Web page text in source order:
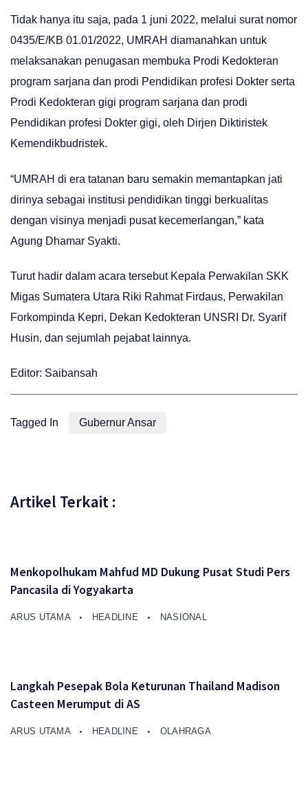
Tidak hanya itu saja, pada 1 juni 2022, melalui surat nomor
0435/E/KB 01.01/2022, UMRAH diamanahkan untuk
melaksanakan penugasan membuka Prodi Kedokteran
program sarjana dan prodi Pendidikan profesi Dokter serta
Prodi Kedokteran gigi program sarjana dan prodi
Pendidikan profesi Dokter gigi, oleh Dirjen Diktiristek
Kemendikbudristek.
“UMRAH di era tatanan baru semakin memantapkan jati
dirinya sebagai institusi pendidikan tinggi berkualitas
dengan visinya menjadi pusat kecemerlangan,” kata
Agung Dhamar Syakti.
Turut hadir dalam acara tersebut Kepala Perwakilan SKK
Migas Sumatera Utara Riki Rahmat Firdaus, Perwakilan
Forkompinda Kepri, Dekan Kedokteran UNSRI Dr. Syarif
Husin, dan sejumlah pejabat lainnya.
Editor: Saibansah
Tagged In Gubernur Ansar
Artikel Terkait :
Menkopolhukam Mahfud MD Dukung Pusat Studi Pers
Pancasila di Yogyakarta
ARUS UTAMA HEADLINE NASIONAL
Langkah Pesepak Bola Keturunan Thailand Madison
Casteen Merumput di AS
ARUS UTAMA HEADLINE OLAHRAGA